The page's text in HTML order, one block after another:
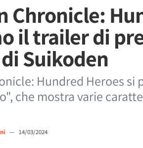
Chronicle:
il trailer di
Suikoden
Hundred Heroes
che mostra varie
— 14/03/2024